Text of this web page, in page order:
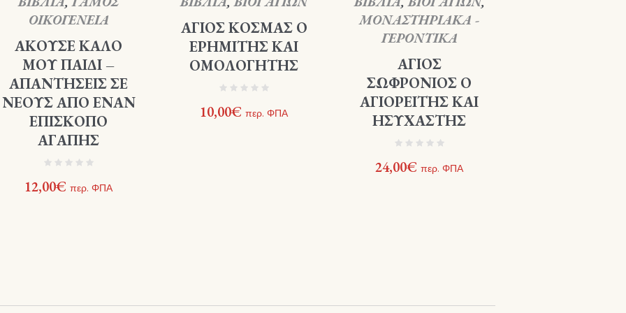
ΟΙΚΟΓΕΝΕΙΑ
ΑΚΟΥΣΕ ΚΑΛΟ
ΜΟΥ ΠΑΙΔΙ –
ΑΠΑΝΤΗΣΕΙΣ ΣΕ
ΝΕΟΥΣ ΑΠΟ ΕΝΑΝ
ΕΠΙΣΚΟΠΟ
ΑΓΑΠΗΣ
12,00€ περ. ΦΠΑ
ΑΓΙΟΣ ΚΟΣΜΑΣ Ο
ΕΡΗΜΙΤΗΣ ΚΑΙ
ΟΜΟΛΟΓΗΤΗΣ
10,00€ περ. ΦΠΑ
ΜΟΝΑΣΤΗΡΙΑΚΑ -
ΓΕΡΟΝΤΙΚΑ
ΑΓΙΟΣ
ΣΩΦΡΟΝΙΟΣ Ο
ΑΓΙΟΡΕΙΤΗΣ ΚΑΙ
ΗΣΥΧΑΣΤΗΣ
24,00€ περ. ΦΠΑ